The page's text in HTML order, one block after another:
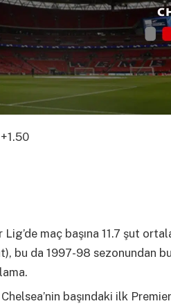
maç başına 11.7 şut
bu da 1997-98 sezonundan
başındaki ilk